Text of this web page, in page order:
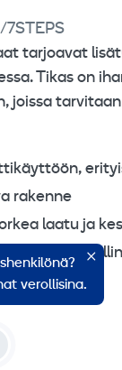
7STEPS
tarjoavat
Tikas on
joissa
rakenne
laatu ja
joissa
verollisina.